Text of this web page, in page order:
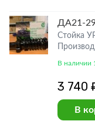
ДА21-
Стойка
В наличии
3 740
В